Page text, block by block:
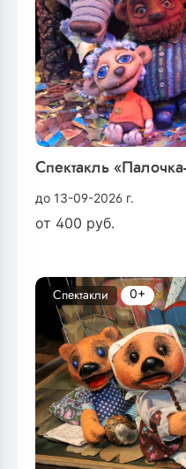
Спектакль
до 13-09-2026 г.
от 400 руб.
Спектакли 0+